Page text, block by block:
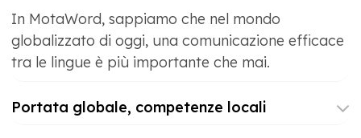
In MotaWord, sappiamo che nel mondo
globalizzato di oggi, una comunicazione efficace
tra le lingue è più importante che mai.
Portata globale, competenze locali